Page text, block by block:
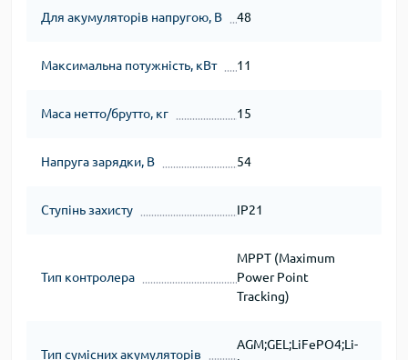
Для акумуляторів напругою, В 48
Максимальна потужність, кВт 11
Маса нетто/брутто, кг 15
Напруга зарядки, В 54
Ступінь захисту IP21
Тип контролера
MPPT (Maximum
Power Point
Tracking)
Тип сумісних акумуляторів
AGM;GEL;LiFePO4;Li-